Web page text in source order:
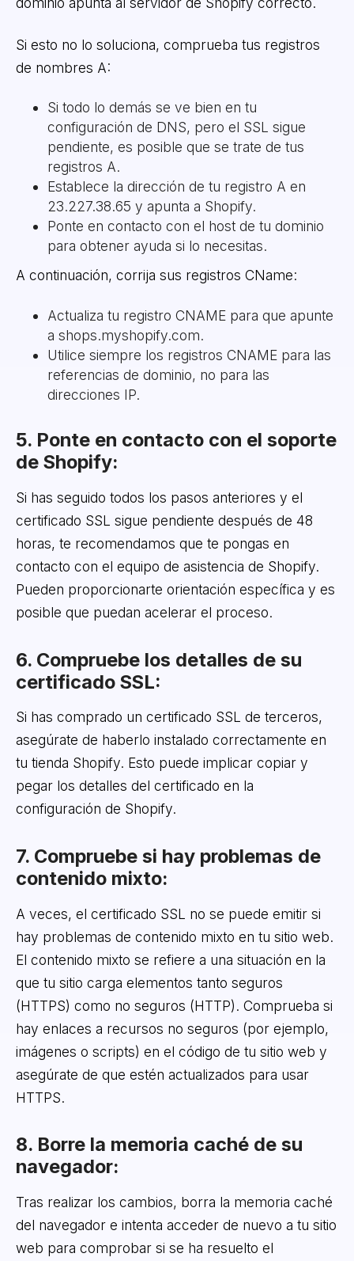
Si esto no lo soluciona, comprueba tus registros
de nombres A:
Si todo lo demás se ve bien en tu
configuración de DNS, pero el SSL sigue
pendiente, es posible que se trate de tus
registros A.
Establece la dirección de tu registro A en
23.227.38.65 y apunta a Shopify.
Ponte en contacto con el host de tu dominio
para obtener ayuda si lo necesitas.
A continuación, corrija sus registros CName:
Actualiza tu registro CNAME para que apunte
a shops.myshopify.com.
Utilice siempre los registros CNAME para las
referencias de dominio, no para las
direcciones IP.
5. Ponte en contacto con el soporte
de Shopify:
Si has seguido todos los pasos anteriores y el
certificado SSL sigue pendiente después de 48
horas, te recomendamos que te pongas en
contacto con el equipo de asistencia de Shopify.
Pueden proporcionarte orientación específica y es
posible que puedan acelerar el proceso.
6. Compruebe los detalles de su
certificado SSL:
Si has comprado un certificado SSL de terceros,
asegúrate de haberlo instalado correctamente en
tu tienda Shopify. Esto puede implicar copiar y
pegar los detalles del certificado en la
configuración de Shopify.
7. Compruebe si hay problemas de
contenido mixto:
A veces, el certificado SSL no se puede emitir si
hay problemas de contenido mixto en tu sitio web.
El contenido mixto se refiere a una situación en la
que tu sitio carga elementos tanto seguros
(HTTPS) como no seguros (HTTP). Comprueba si
hay enlaces a recursos no seguros (por ejemplo,
imágenes o scripts) en el código de tu sitio web y
asegúrate de que estén actualizados para usar
HTTPS.
8. Borre la memoria caché de su
navegador:
Tras realizar los cambios, borra la memoria caché
del navegador e intenta acceder de nuevo a tu sitio
web para comprobar si se ha resuelto el